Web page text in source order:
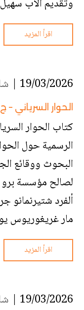
وتقديم الأب
اقرأ المزيد
19/03/2026 |
الحوار السرياني – ج2
الرسمية حول
البحوث ووقائع
لصالح مؤسسة برو
ألفرد شتيرنمانو
مار غريغوريوس
اقرأ المزيد
19/03/2026 |